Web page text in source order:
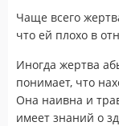
Чаще всего
что ей плохо в
Иногда жертва
понимает, что
Она наивна и
имеет знаний о